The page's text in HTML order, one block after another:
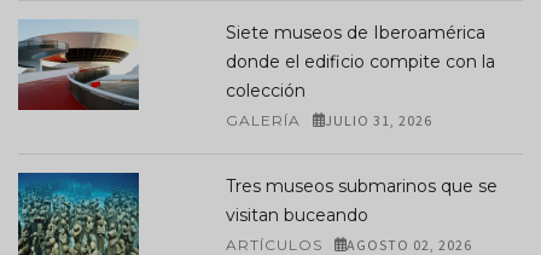
Siete museos de Iberoamérica
donde el edificio compite con la
colección
GALERÍA JULIO 31, 2026
Tres museos submarinos que se
visitan buceando
ARTÍCULOS AGOSTO 02, 2026